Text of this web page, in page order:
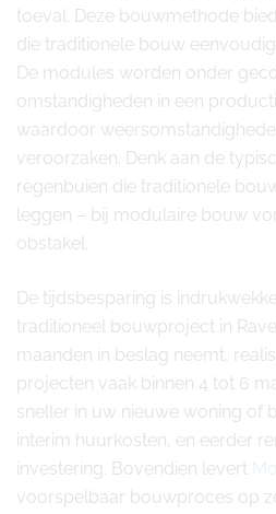
toeval. Deze bouwmethode
die traditionele bouw
De modules worden onder
omstandigheden in een
waardoor
veroorzaken. Denk aan de
regenbuien die traditionele
leggen – bij modulaire bouw
obstakel.
De tijdsbesparing is
traditioneel bouwproject in
maanden in beslag neemt,
projecten vaak binnen 4 tot 6
sneller in uw nieuwe woning of
interim huurkosten, en eerder
investering. Bovendien levert
voorspelbaar bouwproces op